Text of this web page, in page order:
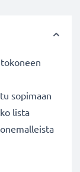
sopimaan
lista